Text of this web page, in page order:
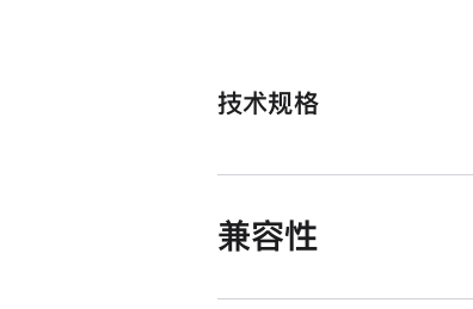
技术规格
兼容性